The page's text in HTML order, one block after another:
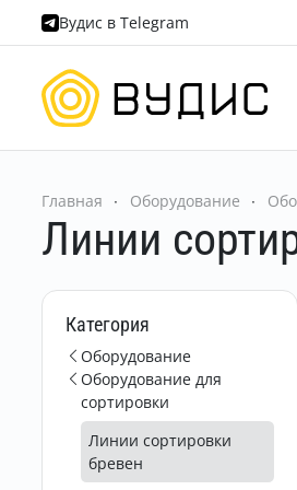
Вудис в Telegram
Главная Оборудование
Линии
Категория
Оборудование
Оборудование для
сортировки
Линии сортировки
бревен